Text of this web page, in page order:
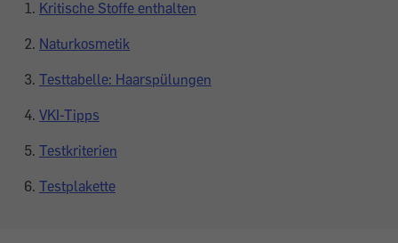
Kritische Stoffe enthalten
Naturkosmetik
Testtabelle: Haarspülungen
VKI-Tipps
Testkriterien
Testplakette